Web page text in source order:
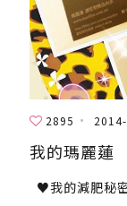
2895
我的瑪麗蓮
♥我的減肥秘